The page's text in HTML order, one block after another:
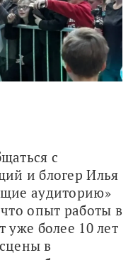
с
и блогер Илья
аудиторию»
опыт работы в
уже более 10 лет
в